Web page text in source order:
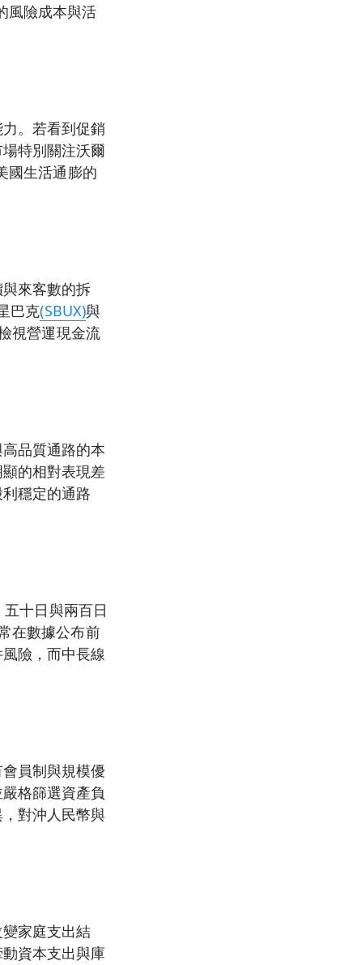
風險成本與活
。若看到促銷
特別關注沃爾
國生活通膨的
來客數的拆
巴克(SBUX)與
視營運現金流
品質通路的本
的相對表現差
穩定的通路
十日與兩百日
在數據公布前
險，而中長線
員制與規模優
格篩選資產負
對沖人民幣與
家庭支出結
資本支出與庫